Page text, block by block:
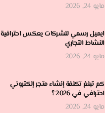
مايو 24, 2026
ايميل رسمي للشركات يعكس احترافية
النشاط التجاري
مايو 24, 2026
كم تبلغ تكلفة إنشاء متجر إلكتروني
احترافي في 2026 ؟
مايو 24, 2026